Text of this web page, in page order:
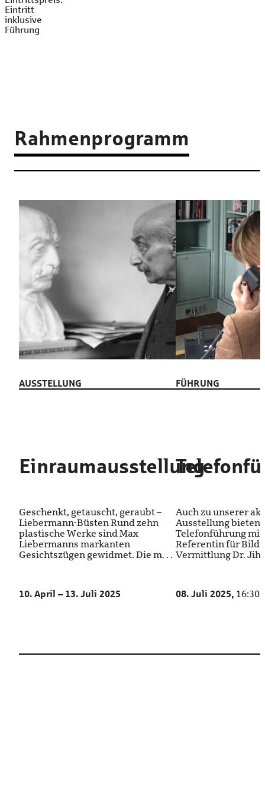
Eintritt
inklusive
Führung
Rahmenprogramm
AUSSTELLUNG
Einraumausstellung
Geschenkt, getauscht, geraubt –
Liebermann-Büsten Rund zehn
plastische Werke sind Max
Liebermanns markanten
Gesichtszügen gewidmet. Die m. . .
10. April – 13. Juli 2025
FÜHRUNG
Auch zu unserer
Ausstellung bieten
Telefonführung mit
Referentin für
Vermittlung Dr.
08. Juli 2025, 16:30